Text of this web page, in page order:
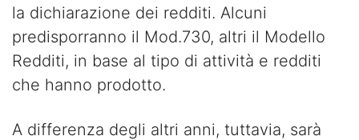
la dichiarazione dei redditi. Alcuni
predisporranno il Mod.730, altri il Modello
Redditi, in base al tipo di attività e redditi
che hanno prodotto.
A differenza degli altri anni, tuttavia, sarà